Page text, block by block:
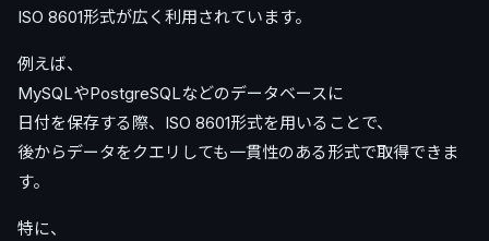
ISO 8601形式が広く利用されています。
例えば、
MySQLやPostgreSQLなどのデータベースに
日付を保存する際、ISO 8601形式を用いることで、
後からデータをクエリしても一貫性のある形式で取得できま
す。
特に、